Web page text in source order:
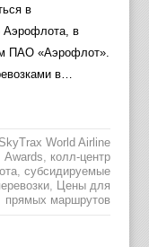
в
Аэрофлота, в
ПАО «Аэрофлот».
в…
SkyTrax World Airline
Awards, колл-центр
,субсидируемые
, Цены для
прямых маршрутов